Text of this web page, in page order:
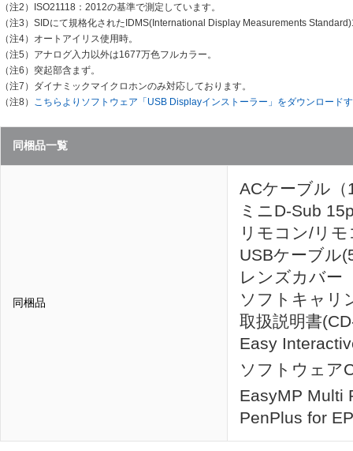
（注2）
ISO21118：2012の基準で測定しています。
（注3） SIDにて規格化されたIDMS(International Display Measurements
（注4） オートアイリス使用時。
（注5） アナログ入力以外は1677万色フルカラー。
（注6） 突起部含まず。
（注7） ダイナミックマイクロホンのみ対応しております。
（注8） こちらよりソフトウェア「USB Displayインストーラー」をダウンロード
同梱品一覧
同梱品
ACケーブル（
ミニD-Sub
リモコン/リ
USBケーブル
レンズカバー
ソフトキャリ
取扱説明書
Easy
ソフトウェア
EasyMP Multi
PenPlus for